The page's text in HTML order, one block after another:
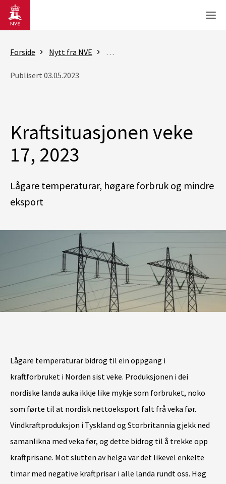
Gå til hovedinnhold
Forside Nytt fra NVE Rapporter - Kraftsituasjonen
Publisert 03.05.2023
Kraftsituasjonen veke
17, 2023
Lågare temperaturar, høgare forbruk og mindre
eksport
Lågare temperaturar bidrog til ein oppgang i
kraftforbruket i Norden sist veke. Produksjonen i dei
nordiske landa auka ikkje like mykje som forbruket, noko
som førte til at nordisk nettoeksport falt frå veka før.
Vindkraftproduksjon i Tyskland og Storbritannia gjekk ned
samanlikna med veka før, og dette bidrog til å trekke opp
kraftprisane. Mot slutten av helga var det likevel enkelte
timar med negative kraftprisar i alle landa rundt oss. Høg